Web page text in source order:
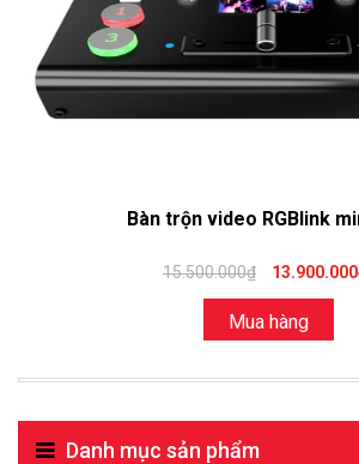
Bàn trộn video RGBlink
15.500.000₫
Mua hàng
Danh mục sản phẩm